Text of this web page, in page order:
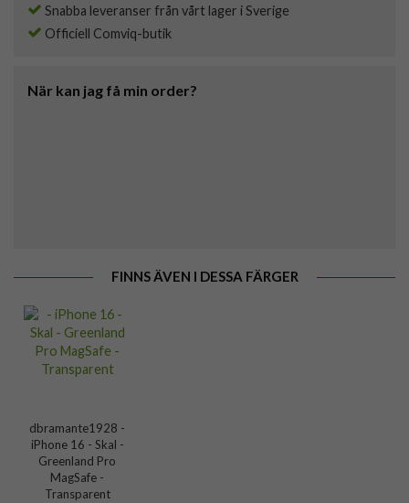
Snabba leveranser från vårt lager i Sverige
Officiell Comviq-butik
När kan jag få min order?
FINNS ÄVEN I DESSA FÄRGER
dbramante1928 -
iPhone 16 - Skal -
Greenland Pro
MagSafe -
Transparent